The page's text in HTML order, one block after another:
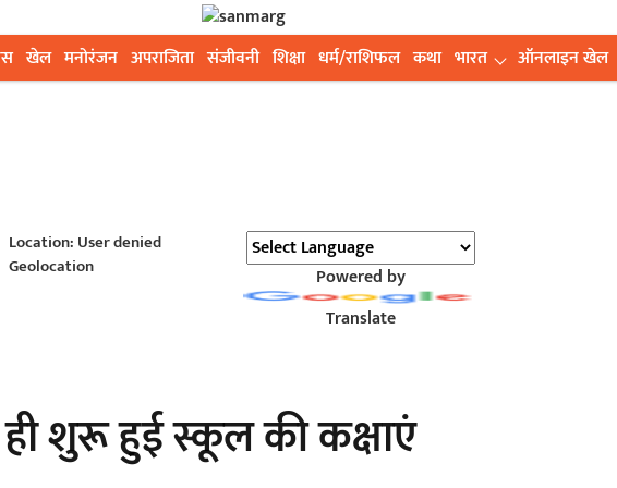
खेल मनोरंजन अपराजिता संजीवनी शिक्षा धर्म/राशिफल कथा भारत ऑनलाइन खेल
Location: User denied
Geolocation
Powered by
Translate
शुरू हुई स्कूल की कक्षाएं